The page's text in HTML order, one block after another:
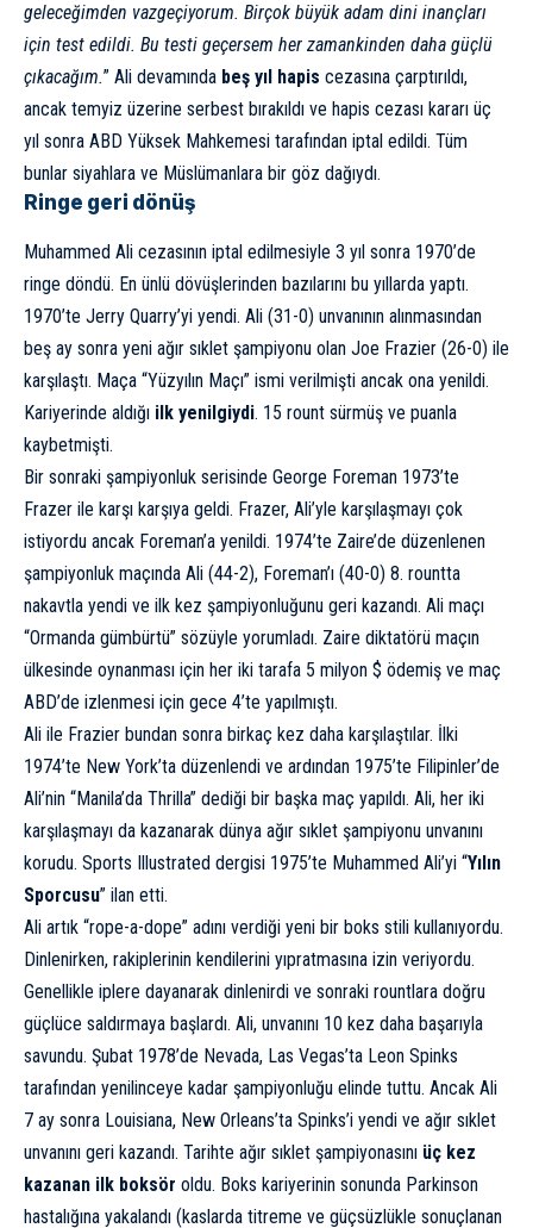
geleceğimden vazgeçiyorum. Birçok büyük adam dini inançları
için test edildi. Bu testi geçersem her zamankinden daha güçlü
çıkacağım.” Ali devamında beş yıl hapis cezasına çarptırıldı,
ancak temyiz üzerine serbest bırakıldı ve hapis cezası kararı üç
yıl sonra ABD Yüksek Mahkemesi tarafından iptal edildi. Tüm
bunlar siyahlara ve Müslümanlara bir göz dağıydı.
Ringe geri dönüş
Muhammed Ali cezasının iptal edilmesiyle 3 yıl sonra 1970’de
ringe döndü. En ünlü dövüşlerinden bazılarını bu yıllarda yaptı.
1970’te Jerry Quarry’yi yendi. Ali (31-0) unvanının alınmasından
beş ay sonra yeni ağır sıklet şampiyonu olan Joe Frazier (26-0) ile
karşılaştı. Maça “Yüzyılın Maçı” ismi verilmişti ancak ona yenildi.
Kariyerinde aldığı ilk yenilgiydi. 15 rount sürmüş ve puanla
kaybetmişti.
Bir sonraki şampiyonluk serisinde George Foreman 1973’te
Frazer ile karşı karşıya geldi. Frazer, Ali’yle karşılaşmayı çok
istiyordu ancak Foreman’a yenildi. 1974’te Zaire’de düzenlenen
şampiyonluk maçında Ali (44-2), Foreman’ı (40-0) 8. rountta
nakavtla yendi ve ilk kez şampiyonluğunu geri kazandı. Ali maçı
“Ormanda gümbürtü” sözüyle yorumladı. Zaire diktatörü maçın
ülkesinde oynanması için her iki tarafa 5 milyon $ ödemiş ve maç
ABD’de izlenmesi için gece 4’te yapılmıştı.
Ali ile Frazier bundan sonra birkaç kez daha karşılaştılar. İlki
1974’te New York’ta düzenlendi ve ardından 1975’te Filipinler’de
Ali’nin “Manila’da Thrilla” dediği bir başka maç yapıldı. Ali, her iki
karşılaşmayı da kazanarak dünya ağır sıklet şampiyonu unvanını
korudu. Sports Illustrated dergisi 1975’te Muhammed Ali’yi “Yılın
Sporcusu” ilan etti.
Ali artık “rope-a-dope” adını verdiği yeni bir boks stili kullanıyordu.
Dinlenirken, rakiplerinin kendilerini yıpratmasına izin veriyordu.
Genellikle iplere dayanarak dinlenirdi ve sonraki rountlara doğru
güçlüce saldırmaya başlardı. Ali, unvanını 10 kez daha başarıyla
savundu. Şubat 1978’de Nevada, Las Vegas’ta Leon Spinks
tarafından yenilinceye kadar şampiyonluğu elinde tuttu. Ancak Ali
7 ay sonra Louisiana, New Orleans’ta Spinks’i yendi ve ağır sıklet
unvanını geri kazandı. Tarihte ağır sıklet şampiyonasını üç kez
kazanan ilk boksör oldu. Boks kariyerinin sonunda Parkinson
hastalığına yakalandı (kaslarda titreme ve güçsüzlükle sonuçlanan